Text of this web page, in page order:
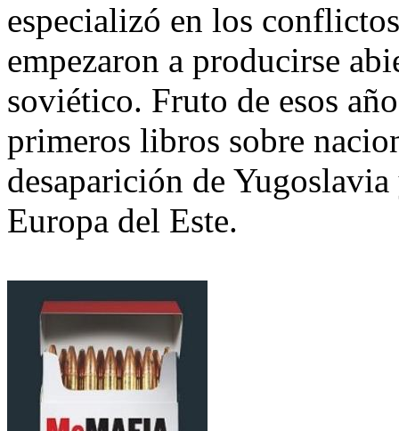
especializó en los
empezaron a producirse
soviético. Fruto de esos
primeros libros sobre
desaparición de
Europa del Este.